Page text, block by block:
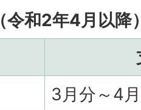
令和2年4月以降
3月分～4